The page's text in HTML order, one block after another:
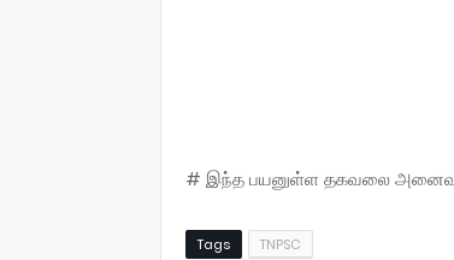
# இந்த பயனுள்ள தகவலை
Tags TNPSC